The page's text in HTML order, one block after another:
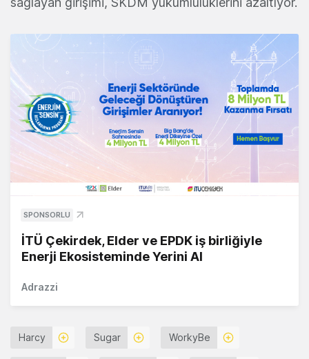
SPONSORLU
İTÜ Çekirdek, Elder ve EPDK iş birliğiyle
Enerji Ekosisteminde Yerini Al
Adrazzi
Harcy Sugar WorkyBe